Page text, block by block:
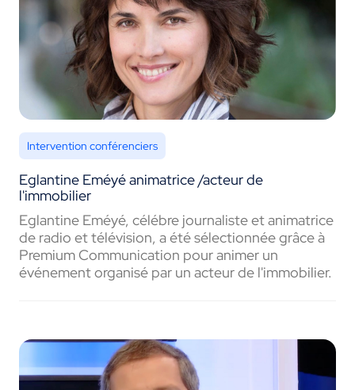
Intervention conférenciers
Eglantine Eméyé animatrice /acteur de
l'immobilier
Eglantine Eméyé, célébre journaliste et animatrice
de radio et télévision, a été sélectionnée grâce à
Premium Communication pour animer un
événement organisé par un acteur de l'immobilier.